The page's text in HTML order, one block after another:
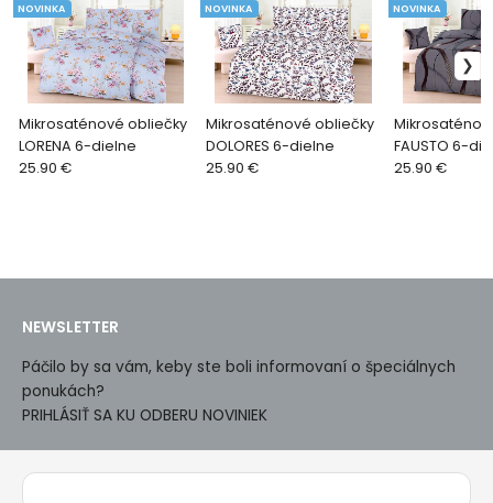
Mikrosaténové obliečky
LORENA 6-dielne
NOVINKA
25.90 €
Mikrosaténové obliečky
DOLORES 6-dielne
NOVINKA
25.90 €
FAUSTO 6-
NOVINKA
25.90 €
NEWSLETTER
Páčilo by sa vám, keby ste boli informovaní o špeciálnych
ponukách?
PRIHLÁSIŤ SA KU ODBERU NOVINIEK